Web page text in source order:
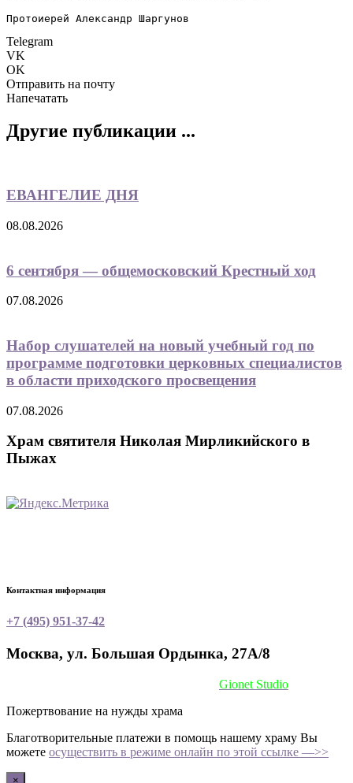
Протоиерей Александр Шаргунов
Telegram
VK
OK
Отправить на почту
Напечатать
Другие публикации ...
ЕВАНГЕЛИЕ ДНЯ
08.08.2026
6 сентября — общемосковский Крестный ход
07.08.2026
Набор слушателей на новый учебный год по
программе подготовки церковных специалистов
в области приходского просвещения
07.08.2026
Храм святителя Николая Мирликийского в
Пыжах
Контактная информация
+7 (495) 951-37-42
Москва, ул. Большая Ордынка, 27А/8
Gionet Studio
Пожертвование на нужды храма
Благотворительные платежи в помощь нашему храму Вы
можете осуществить в режиме онлайн по этой ссылке —>>
×